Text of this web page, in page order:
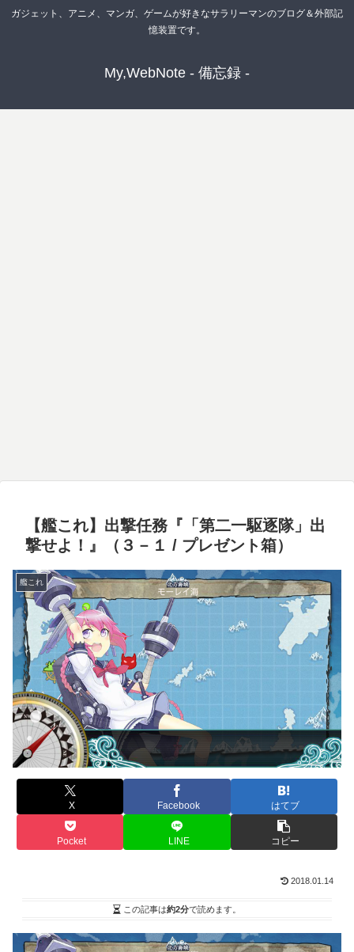
ガジェット、アニメ、マンガ、ゲームが好きなサラリーマンのブログ＆外部記
憶装置です。
My,WebNote - 備忘録 -
【艦これ】出撃任務『「第二一駆逐隊」出
撃せよ！』（３－１ / プレゼント箱）
艦これ
X Facebook はてブ
Pocket LINE コピー
2018.01.14
この記事は約2分で読めます。